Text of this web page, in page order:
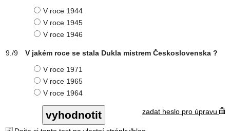
V roce 1944
V roce 1945
V roce 1946
V jakém roce se stala Dukla mistrem Československa ?
V roce 1971
V roce 1965
V roce 1964
zadat heslo pro úpravu